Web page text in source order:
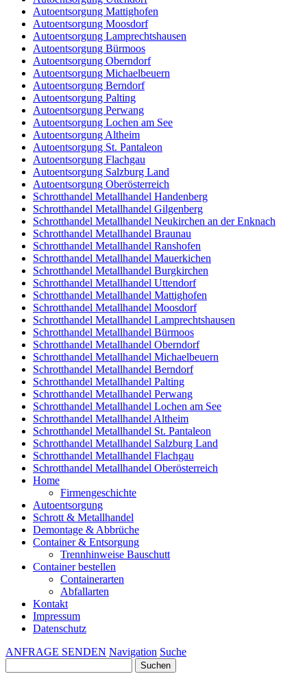
Autoentsorgung Mattighofen
Autoentsorgung Moosdorf
Autoentsorgung Lamprechtshausen
Autoentsorgung Bürmoos
Autoentsorgung Oberndorf
Autoentsorgung Michaelbeuern
Autoentsorgung Berndorf
Autoentsorgung Palting
Autoentsorgung Perwang
Autoentsorgung Lochen am See
Autoentsorgung Altheim
Autoentsorgung St. Pantaleon
Autoentsorgung Flachgau
Autoentsorgung Salzburg Land
Autoentsorgung Oberösterreich
Schrotthandel Metallhandel Handenberg
Schrotthandel Metallhandel Gilgenberg
Schrotthandel Metallhandel Neukirchen an der Enknach
Schrotthandel Metallhandel Braunau
Schrotthandel Metallhandel Ranshofen
Schrotthandel Metallhandel Mauerkichen
Schrotthandel Metallhandel Burgkirchen
Schrotthandel Metallhandel Uttendorf
Schrotthandel Metallhandel Mattighofen
Schrotthandel Metallhandel Moosdorf
Schrotthandel Metallhandel Lamprechtshausen
Schrotthandel Metallhandel Bürmoos
Schrotthandel Metallhandel Oberndorf
Schrotthandel Metallhandel Michaelbeuern
Schrotthandel Metallhandel Berndorf
Schrotthandel Metallhandel Palting
Schrotthandel Metallhandel Perwang
Schrotthandel Metallhandel Lochen am See
Schrotthandel Metallhandel Altheim
Schrotthandel Metallhandel St. Pantaleon
Schrotthandel Metallhandel Salzburg Land
Schrotthandel Metallhandel Flachgau
Schrotthandel Metallhandel Oberösterreich
Home
Firmengeschichte
Autoentsorgung
Schrott & Metallhandel
Demontage & Abbrüche
Container & Entsorgung
Trennhinweise Bauschutt
Container bestellen
Containerarten
Abfallarten
Kontakt
Impressum
Datenschutz
ANFRAGE SENDEN Navigation Suche
nach: